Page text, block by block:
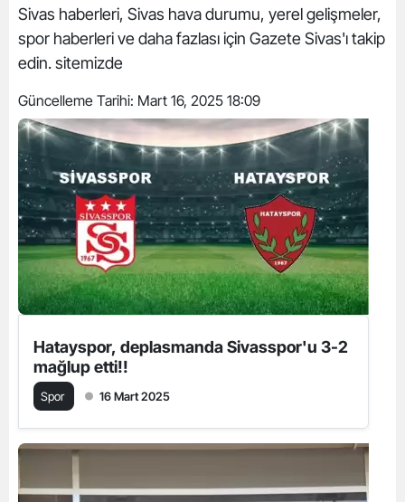
Sivas haberleri, Sivas hava durumu, yerel gelişmeler,
spor haberleri ve daha fazlası için Gazete Sivas'ı takip
edin. sitemizde
Güncelleme Tarihi: Mart 16, 2025 18:09
Hatayspor, deplasmanda Sivasspor'u 3-2
mağlup etti!!
Spor 16 Mart 2025